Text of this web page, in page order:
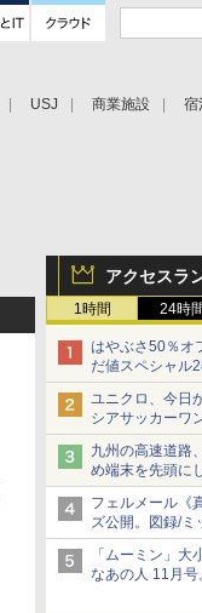
USJ 商業施設 宿
アクセスラ
1時間 24時
はやぶさ50％オ
だ値スペシャル
ねっと限定
ユニクロ、今日
シアサッカーワ
ショーツは1990
九州の高速道路
め端末を先頭に
回は料金調整を
フェルメール《
ズ公開。図録/ミ
か、注目ブラン
「ムーミン」
なあの人 11月